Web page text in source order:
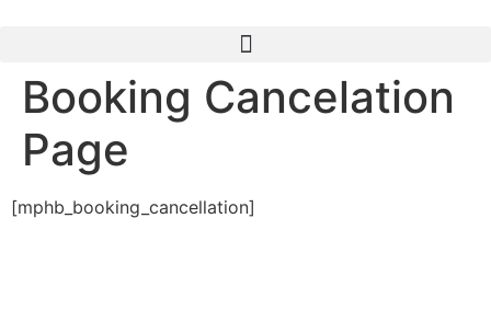
Booking Cancelation
Page
[mphb_booking_cancellation]